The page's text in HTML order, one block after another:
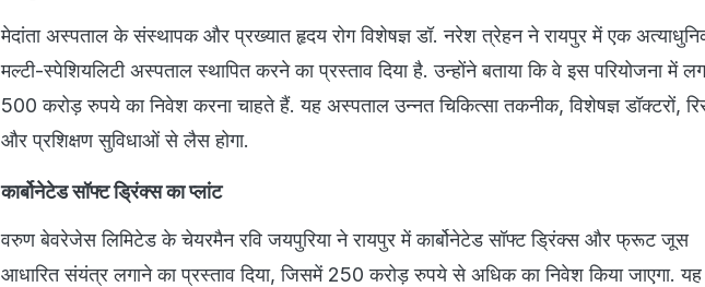
मेदांता अस्पताल के संस्थापक और प्रख्यात हृदय रोग विशेषज्ञ डॉ. नरेश त्रेहन ने रायपुर में एक
मल्टी-स्पेशियलिटी अस्पताल स्थापित करने का प्रस्ताव दिया है. उन्होंने बताया कि वे इस परियोजना में
500 करोड़ रुपये का निवेश करना चाहते हैं. यह अस्पताल उन्नत चिकित्सा तकनीक, विशेषज्ञ डॉक्टरों,
और प्रशिक्षण सुविधाओं से लैस होगा.
कार्बोनेटेड सॉफ्ट ड्रिंक्स का प्लांट
वरुण बेवरेजेस लिमिटेड के चेयरमैन रवि जयपुरिया ने रायपुर में कार्बोनेटेड सॉफ्ट ड्रिंक्स और फ्रूट जूस
आधारित संयंत्र लगाने का प्रस्ताव दिया, जिसमें 250 करोड़ रुपये से अधिक का निवेश किया जाएगा. यह